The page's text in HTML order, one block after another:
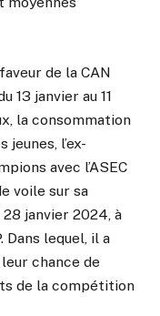
de la CAN
13 janvier au 11
la consommation
l’ex-
avec l’ASEC
voile sur sa
janvier 2024, à
Dans lequel, il a
chance de
de la compétition